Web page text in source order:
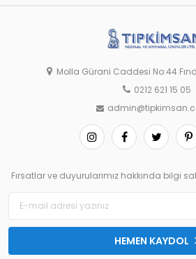
Molla Gürani Caddesi No:44
0212 621 15 05
Fırsatlar ve duyurularımız hakkında bilgi
HEMEN KAYDOL